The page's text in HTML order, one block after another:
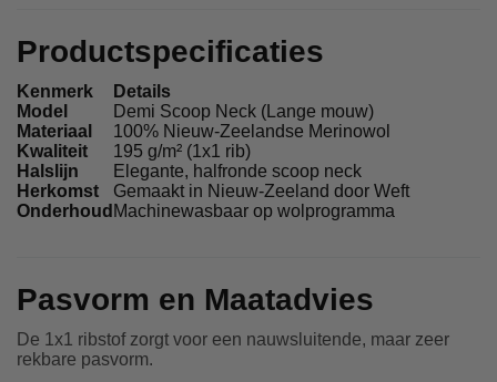
Productspecificaties
Kenmerk
Details
Model
Demi Scoop Neck (Lange mouw)
Materiaal
100% Nieuw-Zeelandse Merinowol
Kwaliteit
195 g/m² (1x1 rib)
Halslijn
Elegante, halfronde scoop neck
Herkomst
Gemaakt in Nieuw-Zeeland door Weft
Onderhoud Machinewasbaar op wolprogramma
Pasvorm en Maatadvies
De 1x1 ribstof zorgt voor een nauwsluitende, maar zeer
rekbare pasvorm.